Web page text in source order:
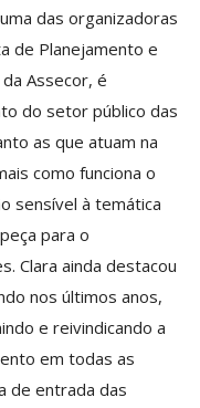
das organizadoras
de Planejamento e
Assecor, é
do setor público das
as que atuam na
como funciona o
sensível à temática
para o
Clara ainda destacou
nos últimos anos,
e reivindicando a
em todas as
de entrada das